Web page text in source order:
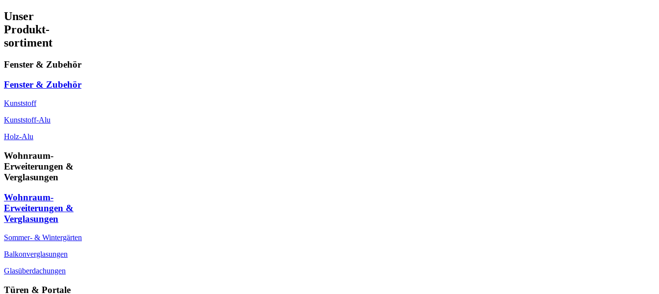
Unser
Produkt-
sortiment
Fenster & Zubehör
Fenster & Zubehör
Kunststoff
Kunststoff-Alu
Holz-Alu
Wohnraum-
Erweiterungen &
Verglasungen
Wohnraum-
Erweiterungen &
Verglasungen
Sommer- & Wintergärten
Balkonverglasungen
Glasüberdachungen
Türen & Portale